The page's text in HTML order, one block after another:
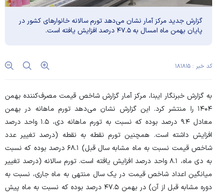
گزارش جدید مرکز آمار نشان می‌دهد تورم سالانه خانوار‌های کشور در
پایان بهمن ماه امسال به ۴۷.۵ درصد افزایش یافته است.
کد خبر : ۱۸۱۸۱۵
به گزارش خبرنگار ایبنا، مرکز آمار گزارش شاخص قیمت مصرف‌کننده بهمن
۱۴۰۴ را منتشر کرد. این گزارش نشان می‌دهد تورم ماهانه در بهمن
معادل ۹.۴ درصد بوده که نسبت به تورم ماهانه دی، ۱.۵ واحد درصد
افزایش داشته است. همچنین تورم نقطه به نقطه (درصد تغییر عدد
شاخص قیمت نسبت به ماه مشابه سال قبل) ۶۸.۱ درصد بوده که نسبت
به دی ماه، ۸.۱ واحد درصد افزایش یافته است. تورم سالانه (درصد تغییر
میانگین اعداد شاخص قیمت در یک سال منتهی به ماه جاری، نسبت به
دوره مشابه قبل از آن) در بهمن ۴۷.۵ درصد بوده که نسبت به ماه پیش